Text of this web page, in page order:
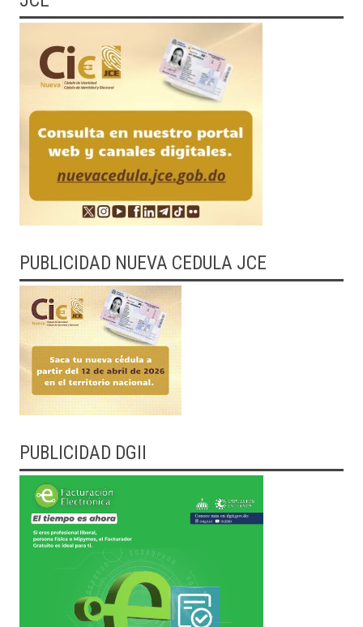
PUBLICIDAD NUEVA CEDULA JCE
PUBLICIDAD DGII